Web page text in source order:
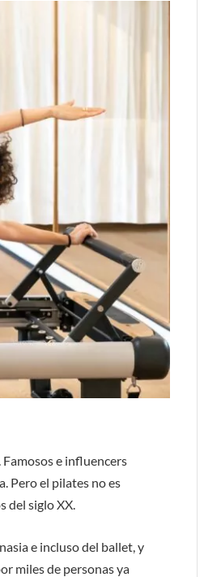
e influencers
Pero el pilates no es
del siglo XX.
e incluso del ballet, y
miles de personas ya